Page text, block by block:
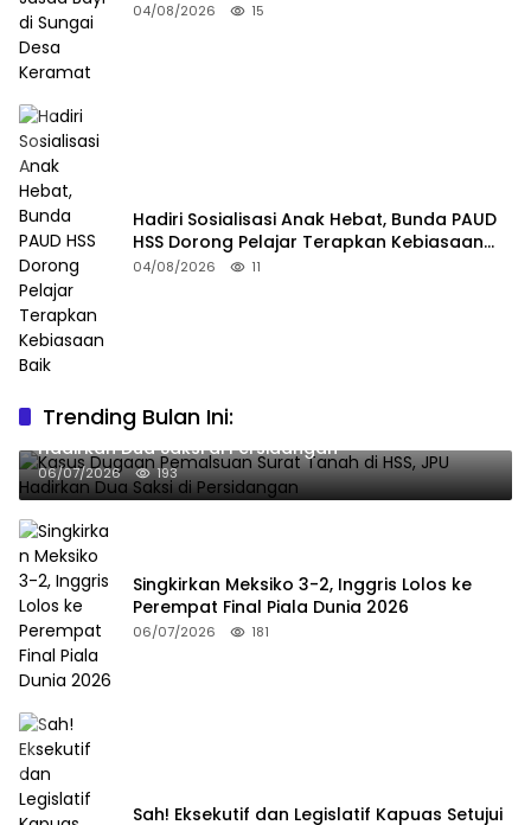
04/08/2026 15
Hadiri Sosialisasi Anak Hebat, Bunda PAUD
HSS Dorong Pelajar Terapkan Kebiasaan
Baik
04/08/2026 11
Trending Bulan Ini:
Kasus Dugaan Pemalsuan Surat Tanah di HSS, JPU
Hadirkan Dua Saksi di Persidangan
06/07/2026 193
Singkirkan Meksiko 3-2, Inggris Lolos ke
Perempat Final Piala Dunia 2026
06/07/2026 181
Sah! Eksekutif dan Legislatif Kapuas Setujui